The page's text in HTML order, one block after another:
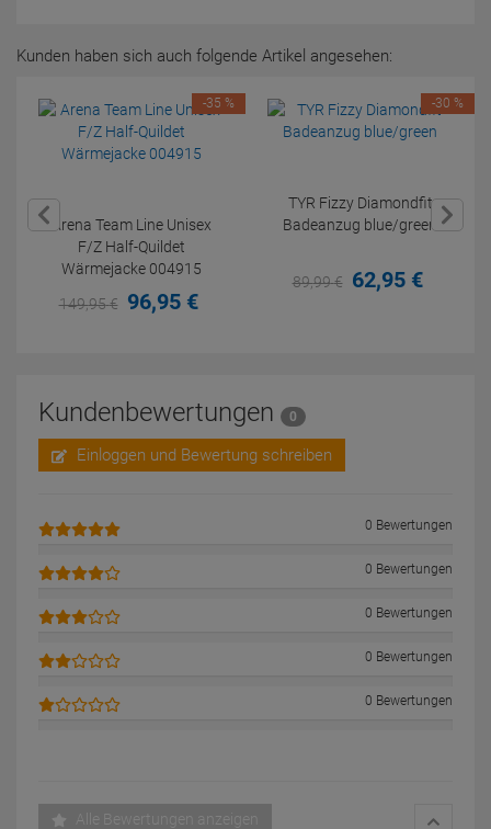
Kunden haben sich auch folgende Artikel angesehen:
Arena Team Line Unisex
F/Z Half-Quildet
Wärmejacke 004915
149,95€ 96,95 €
-35 %
TYR Fizzy Diamondfit
Badeanzug blue/green
89,99€ 62,95 €
-30 %
Kundenbewertungen 0
Einloggen und Bewertung schreiben
0 Bewertungen
0 Bewertungen
0 Bewertungen
0 Bewertungen
0 Bewertungen
Alle Bewertungen anzeigen